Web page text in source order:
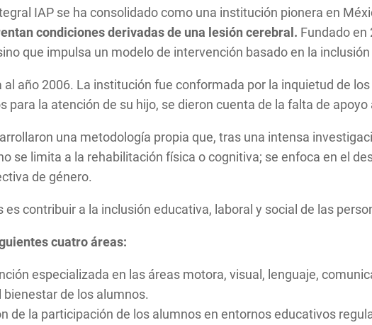
IAP se ha consolidado como una institución pionera en
condiciones derivadas de una lesión cerebral. Fundado en
que impulsa un modelo de intervención basado en la
año 2006. La institución fue conformada por la inquietud de
para la atención de su hijo, se dieron cuenta de la falta de
una metodología propia que, tras una intensa
se limita a la rehabilitación física o cognitiva; se enfoca en el
de género.
contribuir a la inclusión educativa, laboral y social de las
cuatro áreas:
especializada en las áreas motora, visual, lenguaje,
de los alumnos.
de la participación de los alumnos en entornos educativos